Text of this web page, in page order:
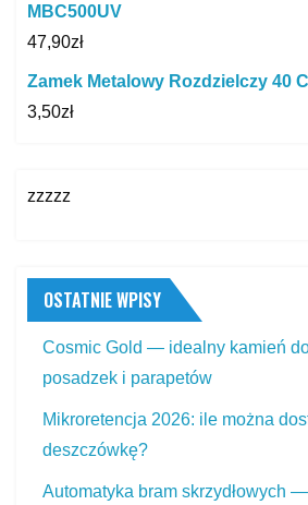
MBC500UV
47,90zł
Zamek Metalowy Rozdzielczy 40
3,50zł
zzzzz
OSTATNIE WPISY
Cosmic Gold — idealny kamień
posadzek i parapetów
Mikroretencja 2026: ile można
deszczówkę?
Automatyka bram skrzydłowych